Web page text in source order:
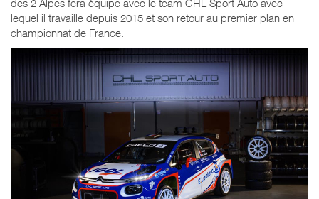
des 2 Alpes fera équipe avec le team CHL Sport Auto avec
lequel il travaille depuis 2015 et son retour au premier plan en
championnat de France.